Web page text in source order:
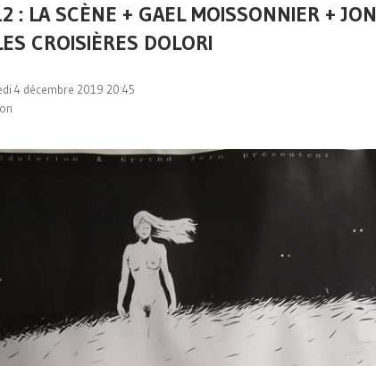
: LA SCÈNE + GAEL MOISSONNIER + JON
CROISIÈRES DOLORI
4 décembre 2019 20:45